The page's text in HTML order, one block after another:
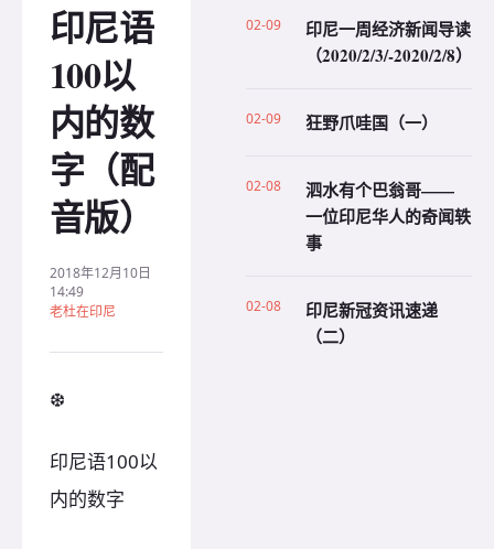
印尼语
100以
内的数
字（配
音版）
2018年12月10日
14:49
老杜在印尼
❆
印尼语100以
内的数字
02-09
印尼一周经济新闻导读
（2020/2/3/-2020/2/8）
02-09 狂野爪哇国（一）
02-08
泗水有个巴翁哥——
一位印尼华人的奇闻轶
事
02-08
印尼新冠资讯速递
（二）